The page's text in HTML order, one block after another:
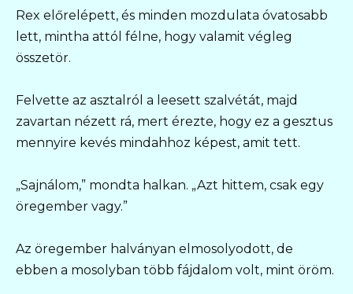
Rex előrelépett, és minden mozdulata óvatosabb
lett, mintha attól félne, hogy valamit végleg
összetör.
Felvette az asztalról a leesett szalvétát, majd
zavartan nézett rá, mert érezte, hogy ez a gesztus
mennyire kevés mindahhoz képest, amit tett.
„Sajnálom,” mondta halkan. „Azt hittem, csak egy
öregember vagy.”
Az öregember halványan elmosolyodott, de
ebben a mosolyban több fájdalom volt, mint öröm.